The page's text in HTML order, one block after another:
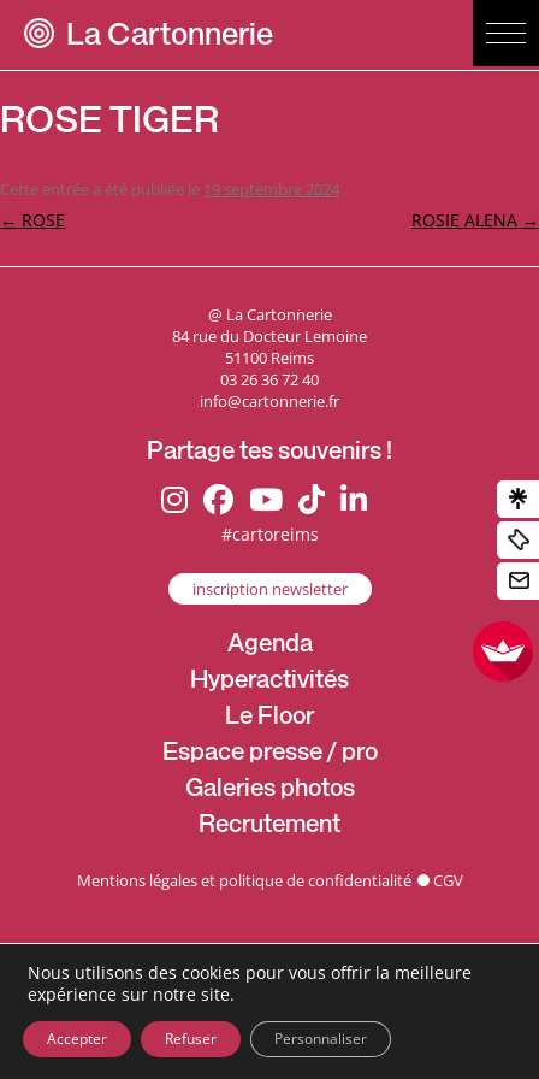
La Cartonnerie
ROSE TIGER
Cette entrée a été publiée le 19 septembre 2024 .
Navigation
← ROSE ROSIE ALENA →
@ La Cartonnerie
84 rue du Docteur Lemoine
51100 Reims
03 26 36 72 40
info@cartonnerie.fr
Partage tes souvenirs !
#cartoreims
inscription newsletter
Agenda
Hyperactivités
Le Floor
Espace presse / pro
Galeries photos
Recrutement
Mentions légales et politique de confidentialité CGV
Nous utilisons des cookies pour vous offrir la meilleure
expérience sur notre site.
Accepter Refuser Personnaliser